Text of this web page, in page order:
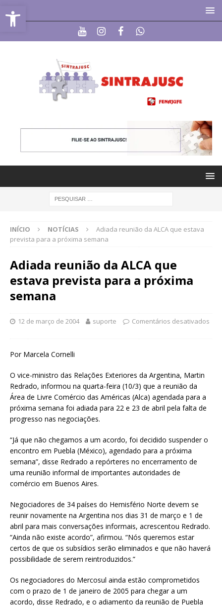
Abrir a barra de ferramentas
INÍCIO NOTÍCIAS
Adiada reunião da ALCA que estava
prevista para a próxima semana
Adiada reunião da ALCA que
estava prevista para a próxima
semana
12 de março de 2004 suporte Comentários desativados
Por Marcela Cornelli
O vice-ministro das Relações Exteriores da Argentina, Martin
Redrado, informou na quarta-feira (10/3) que a reunião da
Área de Livre Comércio das Américas (Alca) agendada para a
próxima semana foi adiada para 22 e 23 de abril pela falta de
progresso nas negociações.
“Já que não chegamos a um acordo, foi decidido suspender o
encontro em Puebla (México), agendado para a próxima
semana”, disse Redrado a repórteres no encerramento de
uma reunião informal de importantes autoridades de
comércio em Buenos Aires.
Negociadores de 34 países do Hemisfério Norte devem se
reunir novamente na Argentina nos dias 31 de março e 1 de
abril para mais conversações informais, acrescentou Redrado.
“Ainda não existe acordo”, afirmou. “Nós queremos estar
certos de que os subsídios serão eliminados e que não haverá
possibilidade de serem reintroduzidos.”
Os negociadores do Mercosul ainda estão comprometidos
com o prazo de 1 de janeiro de 2005 para chegar a um
acordo, disse Redrado, e o adiamento da reunião de Puebla